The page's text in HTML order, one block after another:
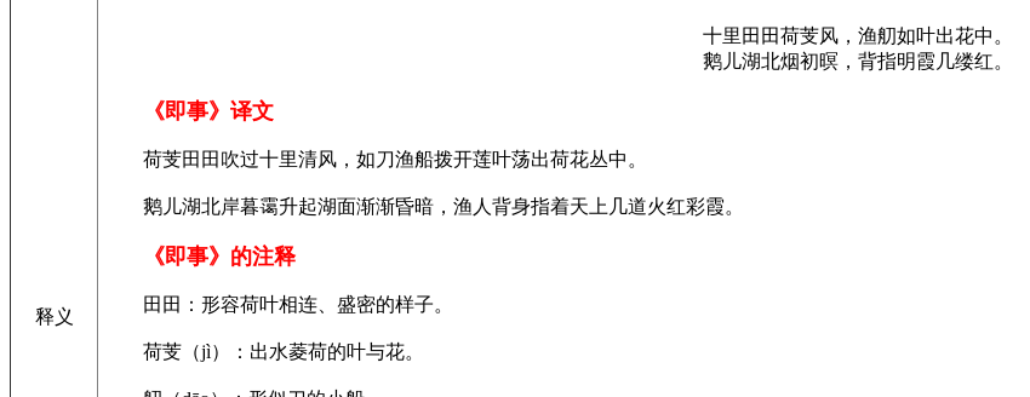
释义
十里田田荷芰风，渔舠如叶出花中。
鹅儿湖北烟初暝，背指明霞几缕红。
《即事》译文
荷芰田田吹过十里清风，如刀渔船拨开莲叶荡出荷花丛中。
鹅儿湖北岸暮霭升起湖面渐渐昏暗，渔人背身指着天上几道火红彩霞。
《即事》的注释
田田：形容荷叶相连、盛密的样子。
荷芰（jì）：出水菱荷的叶与花。